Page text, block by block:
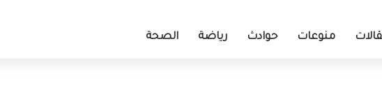
منوعات حوادث رياضة الصحة